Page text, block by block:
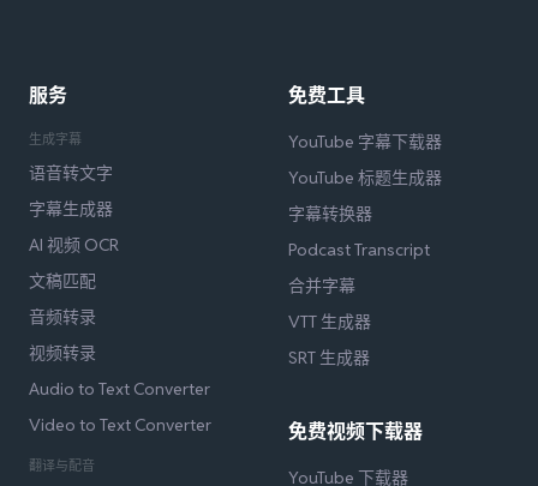
服务
生成字幕
语音转文字
字幕生成器
AI 视频 OCR
文稿匹配
音频转录
视频转录
Audio to Text Converter
Video to Text Converter
翻译与配音
免费工具
YouTube 字幕下载器
YouTube 标题生成器
字幕转换器
Podcast Transcript
合并字幕
VTT 生成器
SRT 生成器
免费视频下载器
YouTube 下载器